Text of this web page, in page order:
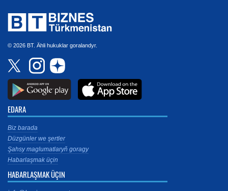
© 2026 BT. Ähli hukuklar goralandyr.
EDARA
Biz barada
Düzgünler we şertler
Şahsy maglumatlaryň goragy
Habarlaşmak üçin
HABARLAŞMAK ÜÇIN